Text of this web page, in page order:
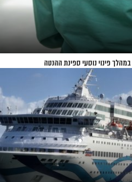
פינוי נוסעי ספינת ההנטה